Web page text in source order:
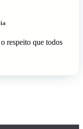
respeito que todos